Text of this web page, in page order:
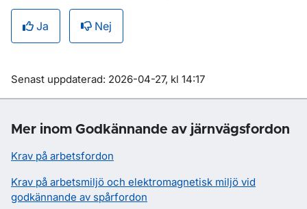
Ja Nej
Om sidan
Senast uppdaterad: 2026-04-27, kl 14:17
Mer inom Godkännande av järnvägsfordon
Krav på arbetsfordon
Krav på arbetsmiljö och elektromagnetisk miljö vid
godkännande av spårfordon